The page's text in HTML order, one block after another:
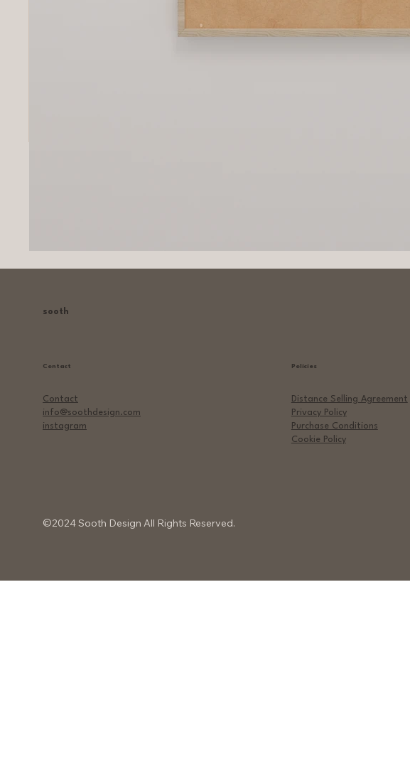
sooth
Contact
info@soothdesign.com
instagram
Contact Policies
Distance Selling Agreement
Privacy Policy
Purchase Conditions
Cookie Policy
©2024 Sooth Design All Rights Reserved.